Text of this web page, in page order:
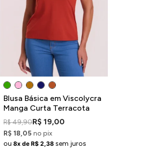
Blusa Básica em Viscolycra
Manga Curta Terracota
R$ 49,90R$ 19,00
R$ 18,05 no pix
ou 8x de R$ 2,38 sem juros